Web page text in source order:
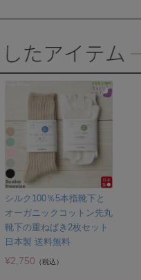
シルク100％5本指靴下と
オーガニックコットン先丸
靴下の重ねばき2枚セット
日本製 送料無料
¥2,750 （税込）